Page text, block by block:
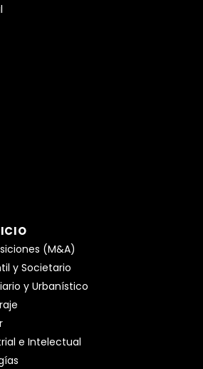
(M&A)
y Societario
y Urbanístico
e Intelectual